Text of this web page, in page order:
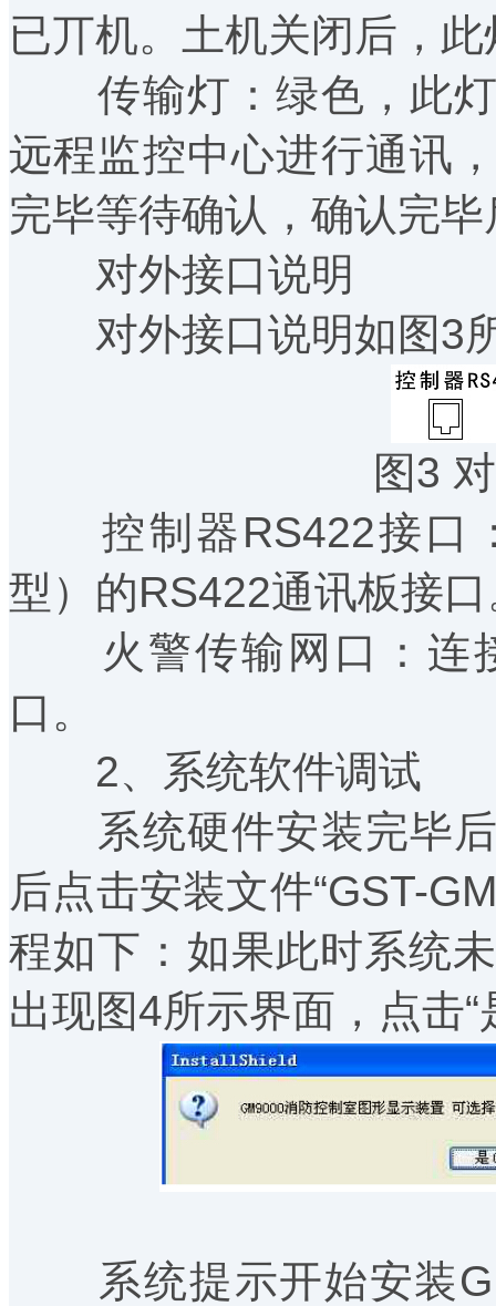
已丌机。土机关闭后，
传输灯：绿色，此灯
远程监控中心进行通讯
完毕等待确认，确认完
对外接口说明
对外接口说明如图3
图3
控制器RS422接口
型）的RS422通讯板接
火警传输网口：连
口。
2、系统软件调试
系统硬件安装完毕后
后点击安装文件“GST-
程如下：如果此时系统
出现图4所示界面，点击
系统提示开始安装